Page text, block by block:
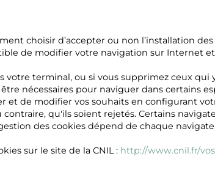
choisir d’accepter ou non l’installation
de modifier votre navigation sur Internet
votre terminal, ou si vous supprimez ceux
nécessaires pour naviguer dans certains
et de modifier vos souhaits en configurant
qu'ils soient rejetés. Certains
des cookies dépend de chaque
sur le site de la CNIL : http://www.cnil.fr/